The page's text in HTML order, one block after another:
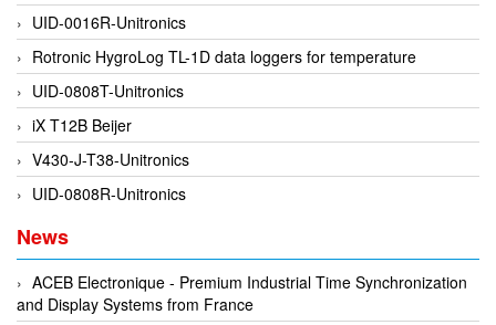
ELVEM Vietnam
Emaco
EMC PARTNER
EMCSOSIN
Emerson/Vertiv
EMG
Emotron
ENCEL Vietnam
Endress+Hauser
UID-0016R-Unitronics
Rotronic HygroLog TL-1D data loggers for temperature
UID-0808T-Unitronics
iX T12B Beijer
V430-J-T38-Unitronics
UID-0808R-Unitronics
News
ACEB Electronique - Premium Industrial Time Synchronization
and Display Systems from France